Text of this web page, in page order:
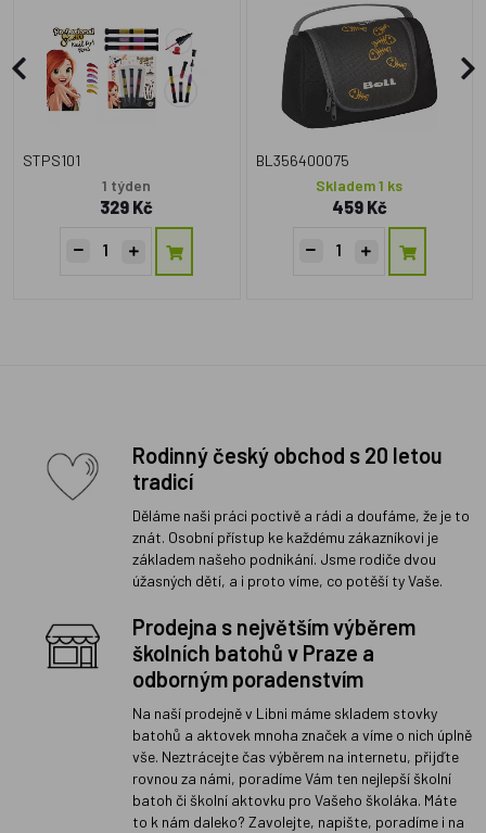
STPS101
1 týden
329 Kč
BL356400075
Skladem 1 ks
459 Kč
Rodinný český obchod s 20 letou
tradicí
Děláme naši práci poctivě a rádi a doufáme, že je to
znát. Osobní přístup ke každému zákazníkovi je
základem našeho podnikání. Jsme rodiče dvou
úžasných dětí, a i proto víme, co potěší ty Vaše.
Prodejna s největším výběrem
školních batohů v Praze a
odborným poradenstvím
Na naší prodejně v Libni máme skladem stovky
batohů a aktovek mnoha značek a víme o nich úplně
vše. Neztrácejte čas výběrem na internetu, přijďte
rovnou za námi, poradíme Vám ten nejlepší školní
batoh či školní aktovku pro Vašeho školáka. Máte
to k nám daleko? Zavolejte, napište, poradíme i na